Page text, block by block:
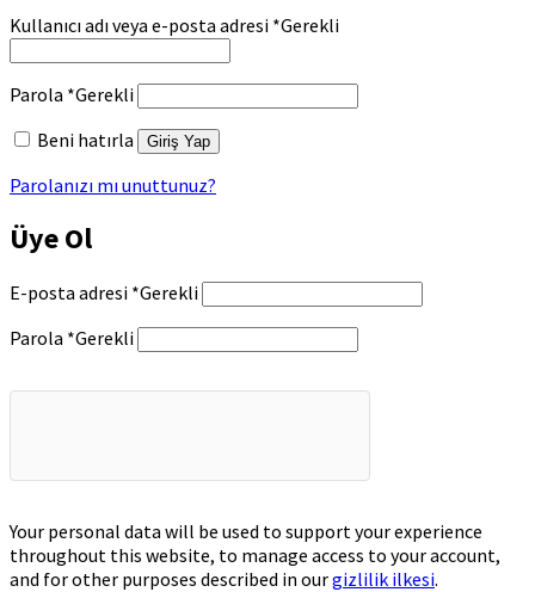
Kullanıcı adı veya e-posta adresi *Gerekli
Parola *Gerekli
Beni hatırla
Giriş Yap
Parolanızı mı unuttunuz?
Üye Ol
E-posta adresi *Gerekli
Parola *Gerekli
Your personal data will be used to support your experience
throughout this website, to manage access to your account,
and for other purposes described in ourgizlilik ilkesi.